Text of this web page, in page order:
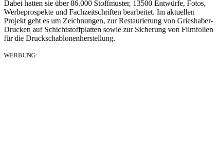
Dabei hatten sie über 86.000 Stoffmuster, 13500 Entwürfe, Fotos,
Werbeprospekte und Fachzeitschriften bearbeitet. Im aktuellen
Projekt geht es um Zeichnungen, zur Restaurierung von Grieshaber-
Drucken auf Schichtstoffplatten sowie zur Sicherung von Filmfolien
für die Druckschablonenherstellung.
WERBUNG: